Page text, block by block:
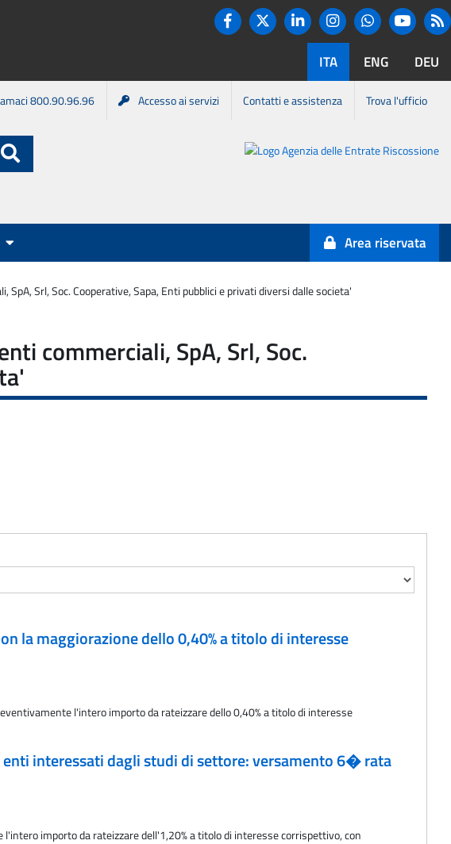
Twitter
LinkedinInstagram
ITA ENG DEU
800.90.96.96 Accesso ai servizi Contatti e assistenza Trova l'ufficio
Agenzia
Entrate-
Riscossione
Area riservata
Srl, Soc. Cooperative, Sapa, Enti pubblici e privati diversi dalle societa'
commerciali, SpA, Srl, Soc.
la maggiorazione dello 0,40% a titolo di interesse
l'intero importo da rateizzare dello 0,40% a titolo di interesse
interessati dagli studi di settore: versamento 6� rata
importo da rateizzare dell'1,20% a titolo di interesse corrispettivo, con